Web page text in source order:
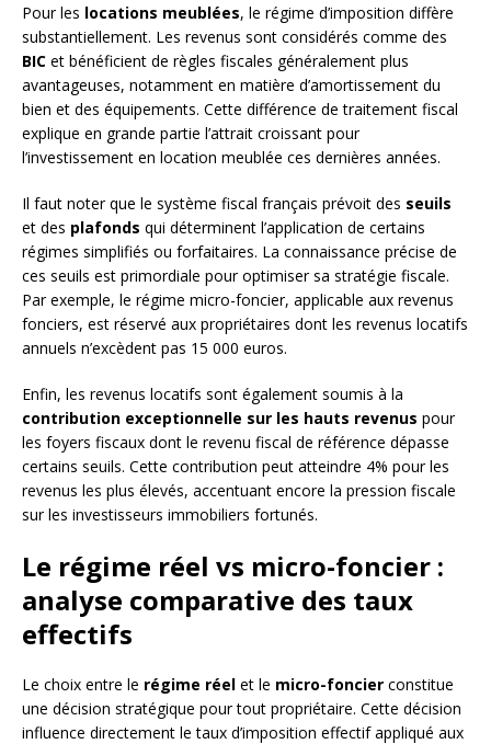
Pour les locations meublées, le régime d’imposition diffère
substantiellement. Les revenus sont considérés comme des
BIC et bénéficient de règles fiscales généralement plus
avantageuses, notamment en matière d’amortissement du
bien et des équipements. Cette différence de traitement fiscal
explique en grande partie l’attrait croissant pour
l’investissement en location meublée ces dernières années.
Il faut noter que le système fiscal français prévoit des seuils
et des plafonds qui déterminent l’application de certains
régimes simplifiés ou forfaitaires. La connaissance précise de
ces seuils est primordiale pour optimiser sa stratégie fiscale.
Par exemple, le régime micro-foncier, applicable aux revenus
fonciers, est réservé aux propriétaires dont les revenus locatifs
annuels n’excèdent pas 15 000 euros.
Enfin, les revenus locatifs sont également soumis à la
contribution exceptionnelle sur les hauts revenus pour
les foyers fiscaux dont le revenu fiscal de référence dépasse
certains seuils. Cette contribution peut atteindre 4% pour les
revenus les plus élevés, accentuant encore la pression fiscale
sur les investisseurs immobiliers fortunés.
Le régime réel vs micro-foncier :
analyse comparative des taux
effectifs
Le choix entre le régime réel et le micro-foncier constitue
une décision stratégique pour tout propriétaire. Cette décision
influence directement le taux d’imposition effectif appliqué aux